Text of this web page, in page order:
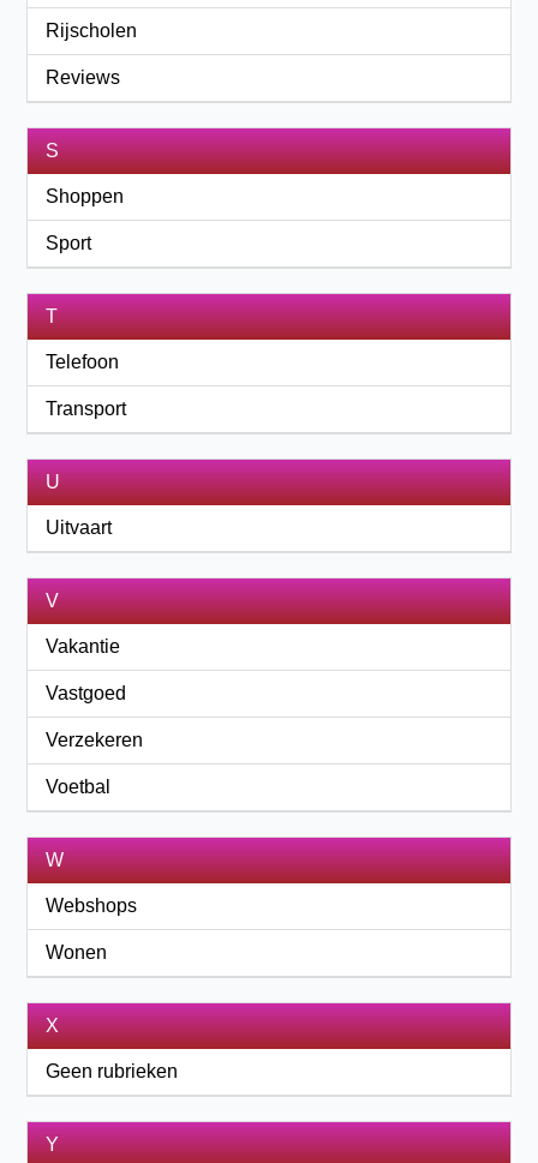
Rijscholen
Reviews
S
Shoppen
Sport
T
Telefoon
Transport
U
Uitvaart
V
Vakantie
Vastgoed
Verzekeren
Voetbal
W
Webshops
Wonen
X
Geen rubrieken
Y